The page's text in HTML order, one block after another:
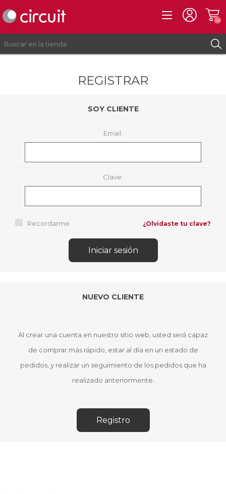
(0)
REGISTRAR
SOY CLIENTE
Email:
Clave:
Recordarme ¿Olvidaste tu clave?
NUEVO CLIENTE
Al crear una cuenta en nuestro sitio web, usted será capaz
de comprar más rápido, estar al día en un estado de
pedidos, y realizar un seguimiento de los pedidos que ha
realizado anteriormente.